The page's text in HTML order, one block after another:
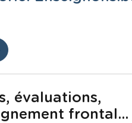
évaluations,
frontal…